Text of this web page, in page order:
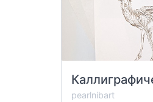
pearlnibart